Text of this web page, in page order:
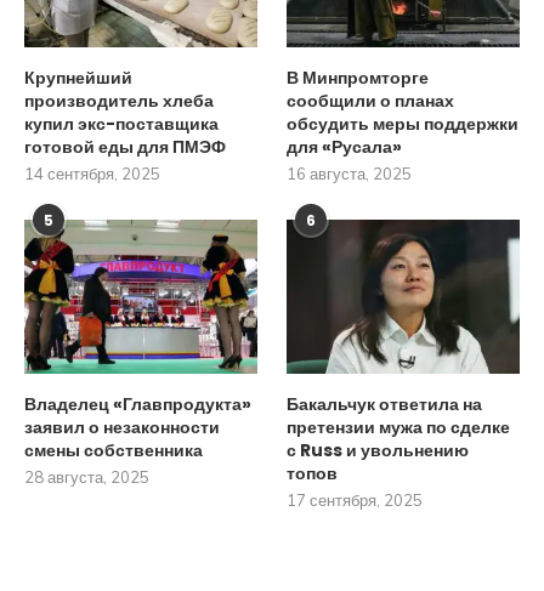
Крупнейший
производитель хлеба
купил экс-поставщика
готовой еды для ПМЭФ
14 сентября, 2025
В Минпромторге
сообщили о планах
обсудить меры поддержки
для «Русала»
16 августа, 2025
5
Владелец «Главпродукта»
заявил о незаконности
смены собственника
28 августа, 2025
6
Бакальчук ответила на
претензии мужа по сделке
с Russ и увольнению
топов
17 сентября, 2025